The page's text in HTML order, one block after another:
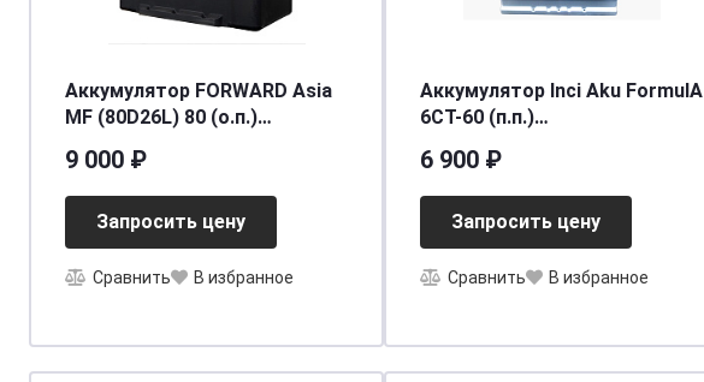
Аккумулятор FORWARD Asia
MF (80D26L) 80 (о.п.)
[д260ш173в225/650CCA] [D26]
9 000 ₽
Запросить цену
Сравнить В избранное
Аккумулятор Inci Aku FormulA
6СТ-60 (п.п.)
6 900 ₽
Запросить цену
Сравнить В избранное